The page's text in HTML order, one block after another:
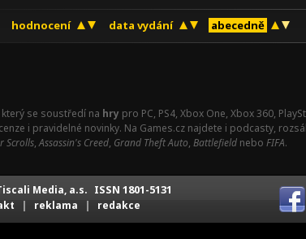
hodnocení data vydání abecedně
se soustředí na hry pro PC, PS4, Xbox One, Xbox 360,
i pravidelné novinky. Na Games.cz najdete i podcasty,
Scrolls,Assassin's Creed, Grand Theft Auto, Battlefield nebo FIFA.
Media, a.s. ISSN 1801-5131
| reklama | redakce